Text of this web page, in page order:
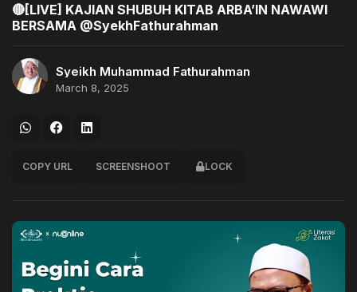
🔴[LIVE] KAJIAN SHUBUH KITAB ARBA’IN NAWAWI
BERSAMA @SyekhFathurahman ​
Syeikh Muhammad Fathurahman
March 8, 2025
COPY URL SCREENSHOOT LOCK